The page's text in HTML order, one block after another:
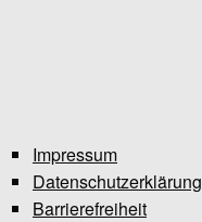
Impressum
Datenschutzerklärung
Barrierefreiheit